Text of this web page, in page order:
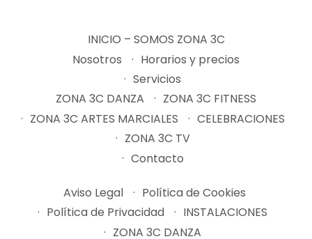
INICIO – SOMOS ZONA 3C
Nosotros
Horarios y precios
Servicios
ZONA 3C DANZA
ZONA 3C FITNESS
ZONA 3C ARTES MARCIALES
CELEBRACIONES
ZONA 3C TV
Contacto
Aviso Legal
Política de Cookies
Política de Privacidad
INSTALACIONES
ZONA 3C DANZA